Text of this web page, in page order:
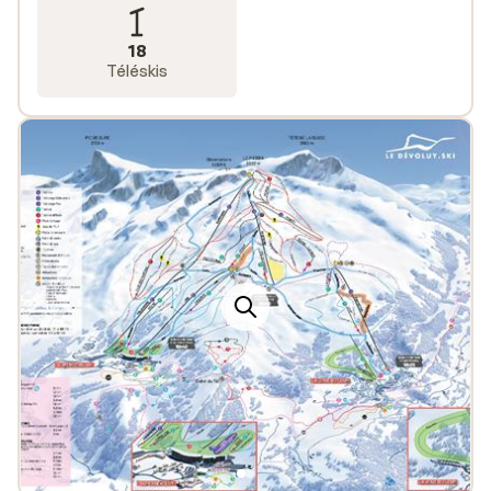
passer un séjour au ski pas cher au Massif du Dévoluy.
De plus, vous profiterez de notre formule tout compris
: l’hébergement, le forfait est inclus et la location du
18
Téléskis